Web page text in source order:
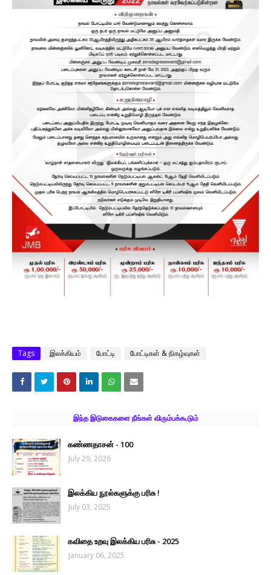
Tags இலக்கியம் போட்டி போட்டிகள் & நிகழ்வுகள்
இந்த இடுகைகளை நீங்கள் விரும்பக்கூடும்
கண்ணதாசன் - 100
July 29, 2026
இலக்கிய நூல்களுக்கு பரிசு !
July 03, 2025
கவிதை உறவு இலக்கிய பரிசு - 2025
January 06, 2025